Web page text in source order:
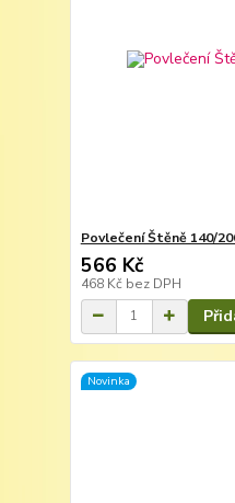
Povlečení Štěně 140/
566 Kč
468 Kč bez DPH
Novinka